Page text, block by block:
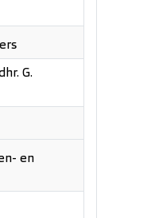
G.
en